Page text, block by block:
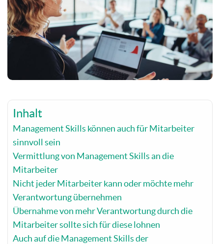
Inhalt
Management Skills können auch für Mitarbeiter
sinnvoll sein
Vermittlung von Management Skills an die
Mitarbeiter
Nicht jeder Mitarbeiter kann oder möchte mehr
Verantwortung übernehmen
Übernahme von mehr Verantwortung durch die
Mitarbeiter sollte sich für diese lohnen
Auch auf die Management Skills der